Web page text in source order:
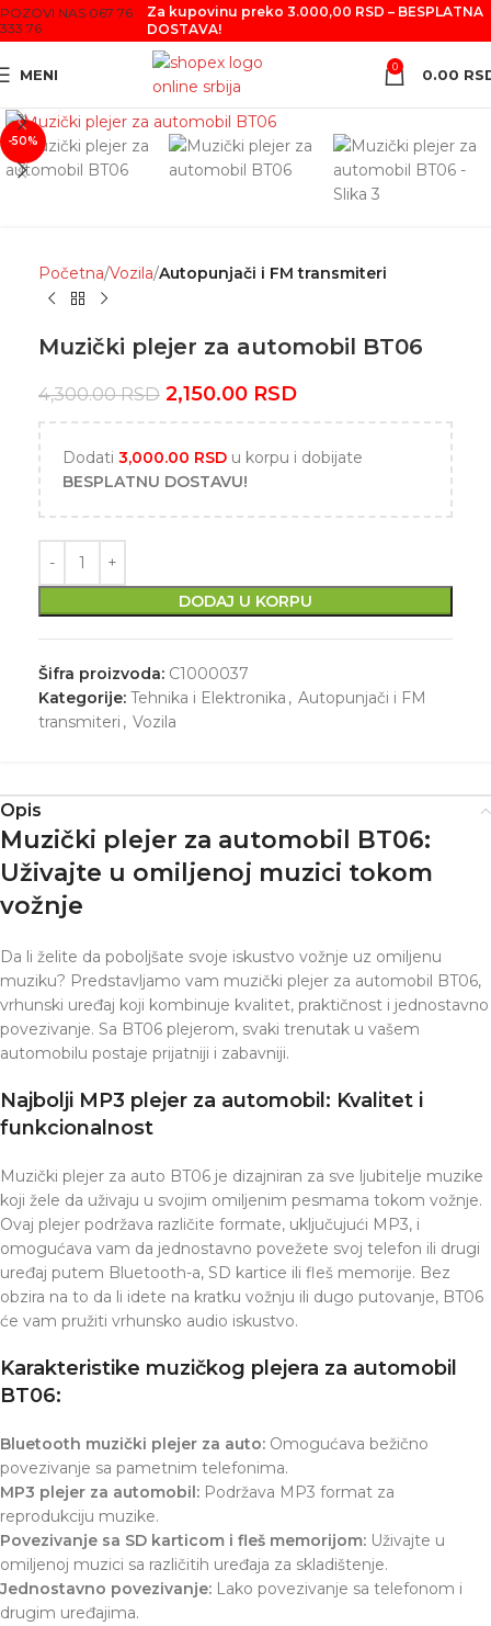
POZOVI NAS 067 76
333 76
Za kupovinu preko 3.000,00 RSD – BESPLATNA
DOSTAVA!
MENI 0 0.00
-50%
Click to enlarge
Početna Vozila Autopunjači i FM transmiteri
Muzički plejer za automobil BT06
4,300.00RSD 2,150.00 RSD
Dodati 3,000.00 RSD u korpu i dobijate
BESPLATNU DOSTAVU!
DODAJ U KORPU
Šifra proizvoda: C1000037
Kategorije: Tehnika i Elektronika , Autopunjači i FM
transmiteri , Vozila
Opis
Muzički plejer za automobil BT06:
Uživajte u omiljenoj muzici tokom
vožnje
Da li želite da poboljšate svoje iskustvo vožnje uz omiljenu
muziku? Predstavljamo vam muzički plejer za automobil BT06,
vrhunski uređaj koji kombinuje kvalitet, praktičnost i jednostavno
povezivanje. Sa BT06 plejerom, svaki trenutak u vašem
automobilu postaje prijatniji i zabavniji.
Najbolji MP3 plejer za automobil: Kvalitet i
funkcionalnost
Muzički plejer za auto BT06 je dizajniran za sve ljubitelje muzike
koji žele da uživaju u svojim omiljenim pesmama tokom vožnje.
Ovaj plejer podržava različite formate, uključujući MP3, i
omogućava vam da jednostavno povežete svoj telefon ili drugi
uređaj putem Bluetooth-a, SD kartice ili fleš memorije. Bez
obzira na to da li idete na kratku vožnju ili dugo putovanje, BT06
će vam pružiti vrhunsko audio iskustvo.
Karakteristike muzičkog plejera za automobil
BT06:
Bluetooth muzički plejer za auto: Omogućava bežično
povezivanje sa pametnim telefonima.
MP3 plejer za automobil: Podržava MP3 format za
reprodukciju muzike.
Povezivanje sa SD karticom i fleš memorijom: Uživajte u
omiljenoj muzici sa različitih uređaja za skladištenje.
Jednostavno povezivanje: Lako povezivanje sa telefonom i
drugim uređajima.